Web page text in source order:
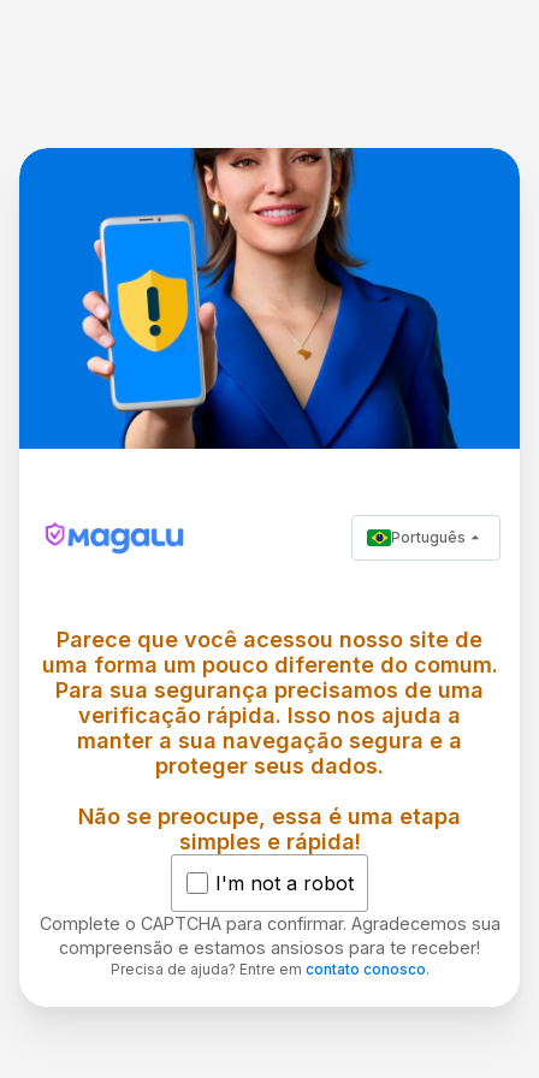
Português
Parece que você acessou nosso site de
uma forma um pouco diferente do comum.
Para sua segurança precisamos de uma
verificação rápida. Isso nos ajuda a
manter a sua navegação segura e a
proteger seus dados.
Não se preocupe, essa é uma etapa
simples e rápida!
I'm not a robot
Complete o CAPTCHA para confirmar. Agradecemos sua
compreensão e estamos ansiosos para te receber!
Precisa de ajuda? Entre em contato conosco.